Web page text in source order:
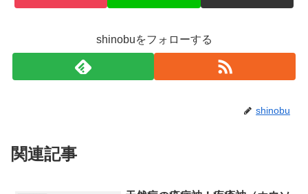
shinobuをフォローする
shinobu
関連記事